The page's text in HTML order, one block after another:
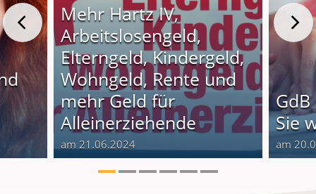
Mehr Hartz IV,
Arbeitslosengeld,
Elterngeld, Kindergeld,
Wohngeld, Rente und
mehr Geld für
Alleinerziehende
am 21.06.2024
Sie
am